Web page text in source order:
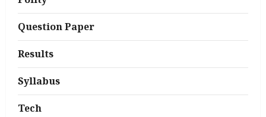
Question Paper
Results
Syllabus
Tech